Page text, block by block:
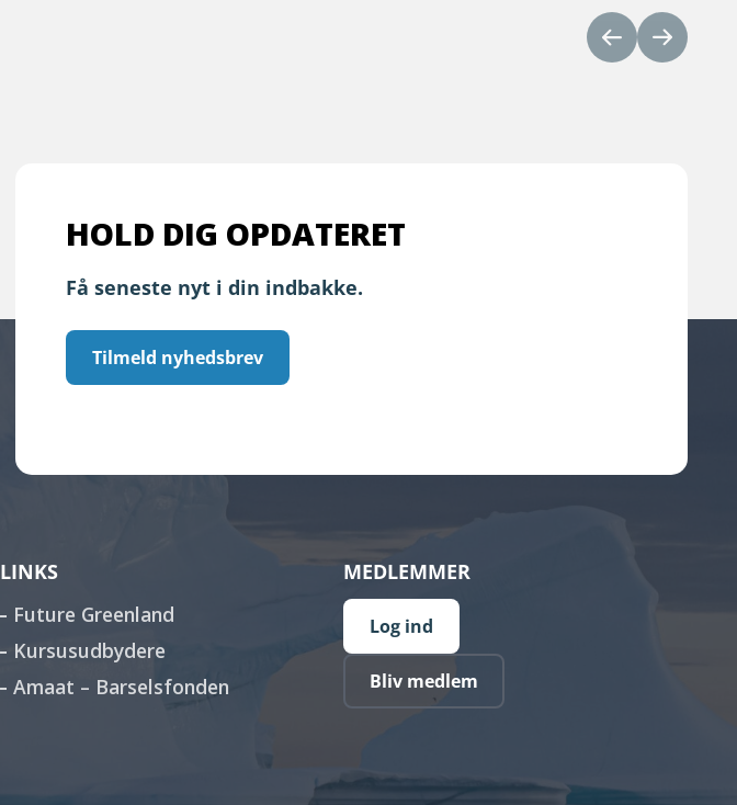
HOLD DIG OPDATERET
Få seneste nyt i din indbakke.
Tilmeld nyhedsbrev
LINKS
Future Greenland
Kursusudbydere
Amaat – Barselsfonden
MEDLEMMER
Log ind
Bliv medlem